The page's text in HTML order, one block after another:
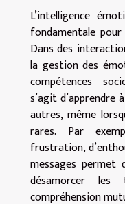
L’intelligence
fondamentale
Dans des
la gestion des
compétences
s’agit
autres, même
rares. Par
frustration,
messages permet
désamorcer les
compréhension